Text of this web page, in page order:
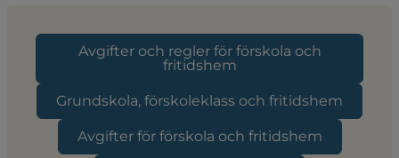
Avgifter och regler för förskola och
fritidshem
Grundskola, förskoleklass och fritidshem
Avgifter för förskola och fritidshem